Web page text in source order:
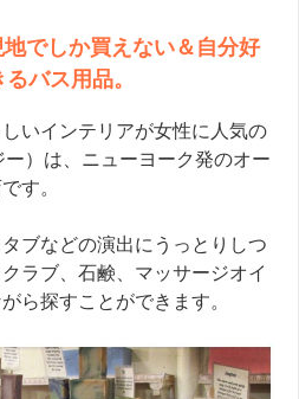
でしか買えない＆自分好
バス用品。
いインテリアが女性に人気の
ー）は、ニューヨーク発のオー
す。
ブなどの演出にうっとりしつ
ラブ、石鹸、マッサージオイ
ら探すことができます。